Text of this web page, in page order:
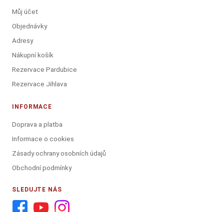
Můj účet
Objednávky
Adresy
Nákupní košík
Rezervace Pardubice
Rezervace Jihlava
INFORMACE
Doprava a platba
Informace o cookies
Zásady ochrany osobních údajů
Obchodní podmínky
SLEDUJTE NÁS